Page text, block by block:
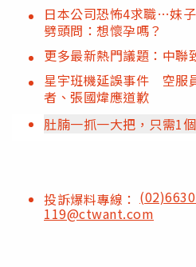
日本公司恐怖4求職…妹
劈頭問：想懷孕嗎？
更多最新熱門議題：中聯
星宇班機延誤事件 空服
者、張國煒應道歉
肚腩一抓一大把，只需1
投訴爆料專線：
119@ctwant.com